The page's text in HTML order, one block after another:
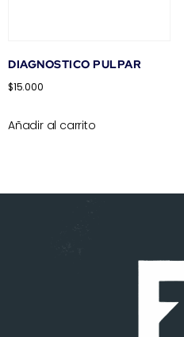
DIAGNOSTICO PULPAR
$15.000
Añadir al carrito